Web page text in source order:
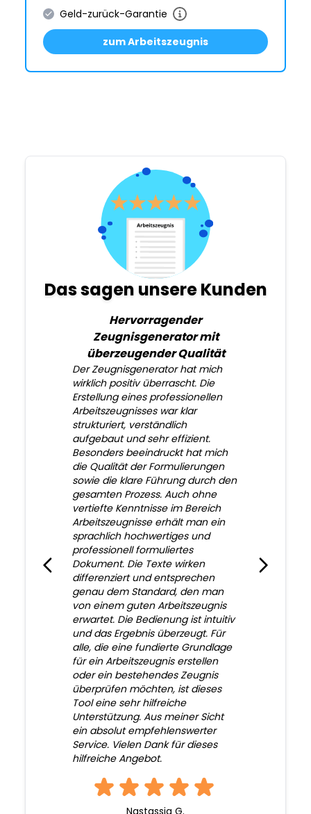
Geld-zurück-Garantie
zum Arbeitszeugnis
Das sagen unsere Kunden
Hervorragender
Zeugnisgenerator mit
überzeugender Qualität
Der Zeugnisgenerator hat mich
wirklich positiv überrascht. Die
Erstellung eines professionellen
Arbeitszeugnisses war klar
strukturiert, verständlich
aufgebaut und sehr effizient.
Besonders beeindruckt hat mich
die Qualität der Formulierungen
sowie die klare Führung durch den
gesamten Prozess. Auch ohne
vertiefte Kenntnisse im Bereich
Arbeitszeugnisse erhält man ein
sprachlich hochwertiges und
professionell formuliertes
Dokument. Die Texte wirken
differenziert und entsprechen
genau dem Standard, den man
von einem guten Arbeitszeugnis
erwartet. Die Bedienung ist intuitiv
und das Ergebnis überzeugt. Für
alle, die eine fundierte Grundlage
für ein Arbeitszeugnis erstellen
oder ein bestehendes Zeugnis
überprüfen möchten, ist dieses
Tool eine sehr hilfreiche
Unterstützung. Aus meiner Sicht
ein absolut empfehlenswerter
Service. Vielen Dank für dieses
hilfreiche Angebot.